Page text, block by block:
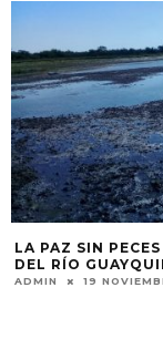
EL AVIÓN
PISTA AL LADO
RURAL